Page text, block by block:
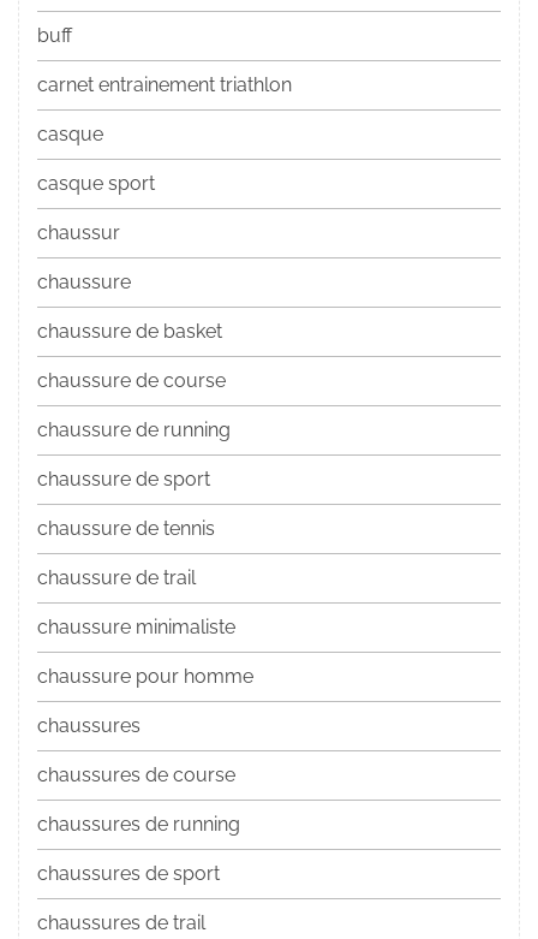
buff
carnet entrainement triathlon
casque
casque sport
chaussur
chaussure
chaussure de basket
chaussure de course
chaussure de running
chaussure de sport
chaussure de tennis
chaussure de trail
chaussure minimaliste
chaussure pour homme
chaussures
chaussures de course
chaussures de running
chaussures de sport
chaussures de trail